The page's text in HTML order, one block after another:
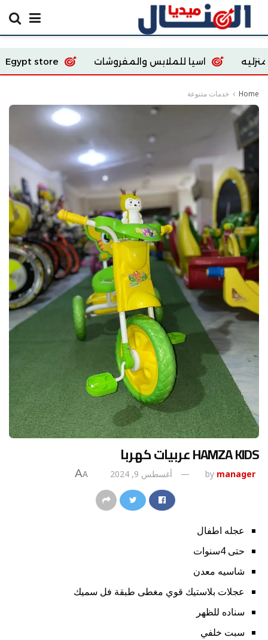
اسيا للملابس والمفروشات Ecoway Egypt store
Home خدمات متنوعة
HAMZA KIDS عربيات كهربا
by manager أغسطس 9, 2024 A
A
عجله اطفال
حتى 4سنوات
شاسيه معدن
عجلات بلاستيك قوي مغطى طبقة فل سميك
سناده للظهر
سبت خلفي